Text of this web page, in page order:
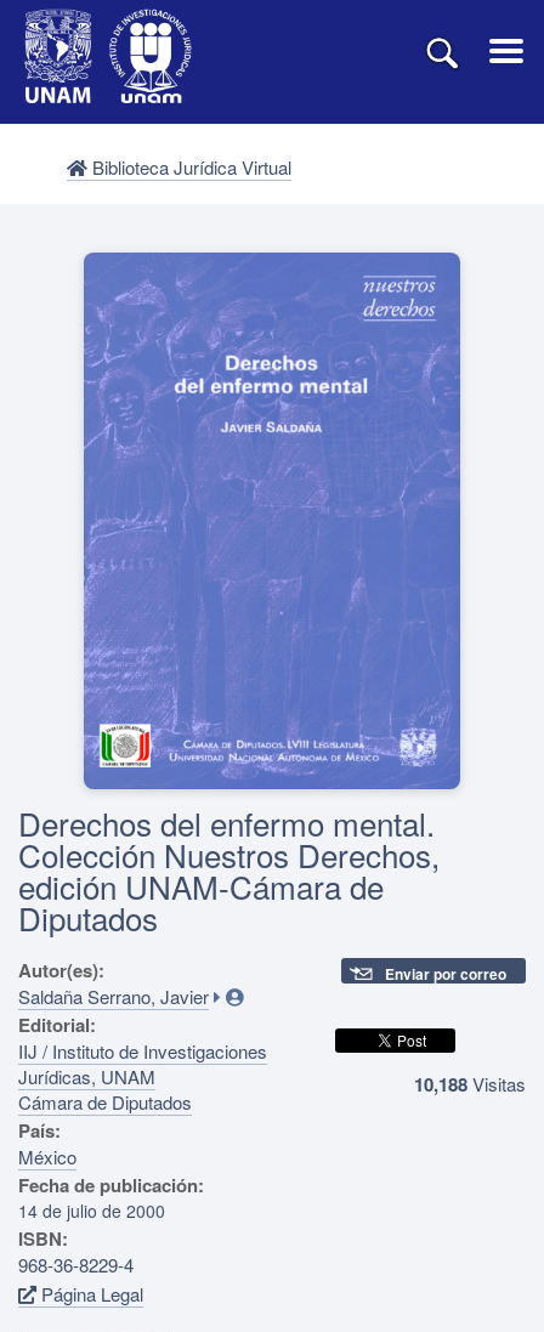
Biblioteca Jurídica Virtual
Derechos del enfermo mental.
Colección Nuestros Derechos,
edición UNAM-Cámara de
Diputados
Autor(es):
Saldaña Serrano, Javier
Editorial:
IIJ / Instituto de Investigaciones
Jurídicas, UNAM
Cámara de Diputados
País:
México
Fecha de publicación:
14 de julio de 2000
ISBN:
968-36-8229-4
Página Legal
Enviar por correo
10,188Visitas